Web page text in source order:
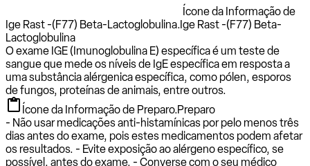
Ícone da Informação de
Ige Rast -(F77) Beta-Lactoglobulina.Ige Rast -(F77) Beta-
Lactoglobulina
O exame IGE (Imunoglobulina E) específica é um teste de
sangue que mede os níveis de IgE específica em resposta a
uma substância alérgenica específica, como pólen, esporos
de fungos, proteínas de animais, entre outros.
Ícone da Informação de Preparo.Preparo
- Não usar medicações anti-histamínicas por pelo menos três
dias antes do exame, pois estes medicamentos podem afetar
os resultados. - Evite exposição ao alérgeno específico, se
possível, antes do exame. - Converse com o seu médico